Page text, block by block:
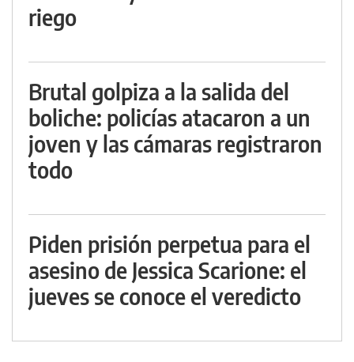
riego
Brutal golpiza a la salida del
boliche: policías atacaron a un
joven y las cámaras registraron
todo
Piden prisión perpetua para el
asesino de Jessica Scarione: el
jueves se conoce el veredicto